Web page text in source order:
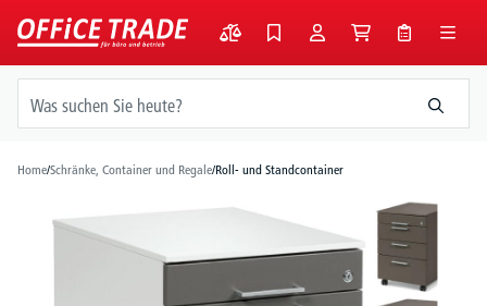
springen
Home/Schränke, Container und Regale/Roll- und Standcontainer